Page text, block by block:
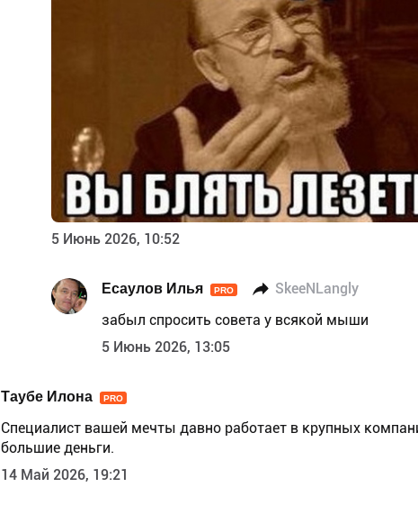
5 Июнь 2026, 10:52
Есаулов Илья PRO
SkeeNLangly
забыл спросить совета у всякой мыши
5 Июнь 2026, 13:05
Таубе Илона PRO
Специалист вашей мечты давно работает в крупных
большие деньги.
14 Май 2026, 19:21